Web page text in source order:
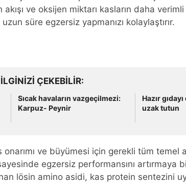
ve oksijen miktarı kasların daha verimli
süre egzersiz yapmanızı kolaylaştırır.
ÇEKEBILIR
Sıcak havaların vazgeçilmezi:
Karpuz- Peynir
Hazır
uzak tutun
onarımı ve büyümesi için gerekli tüm temel
egzersiz performansını artırmaya
lösin amino asidi, kas protein sentezini